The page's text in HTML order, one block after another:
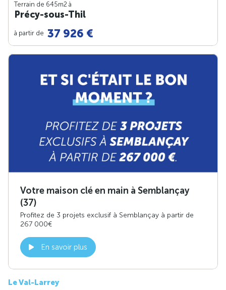
Terrain de 645m2 à
Précy-sous-Thil
à partir de 37 926 €
Votre maison clé en main à Semblançay
(37)
Profitez de 3 projets exclusif à Semblançay à partir de
267 000€
En savoir plus
Le Val-Larrey